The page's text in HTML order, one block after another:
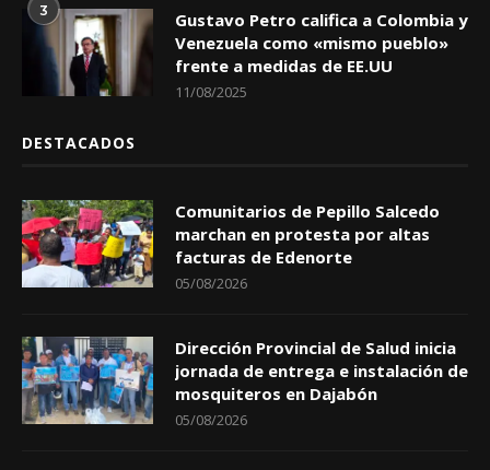
3
Gustavo Petro califica a Colombia y
Venezuela como «mismo pueblo»
frente a medidas de EE.UU
11/08/2025
DESTACADOS
Comunitarios de Pepillo Salcedo
marchan en protesta por altas
facturas de Edenorte
05/08/2026
Dirección Provincial de Salud inicia
jornada de entrega e instalación de
mosquiteros en Dajabón
05/08/2026